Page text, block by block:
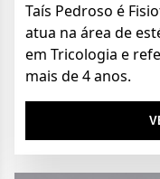
Taís Pedroso é
atua na área de
em Tricologia e
mais de 4 anos.